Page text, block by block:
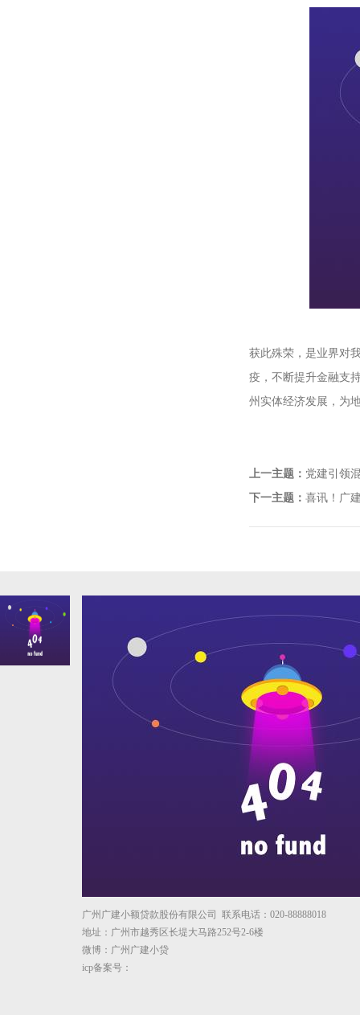
获此殊荣，是业界对
疫，不断提升金融支
州实体经济发展，为
上一主题： 党建引领
下一主题： 喜讯！广
广州广建小额贷款股份有限公司 联系电话：020-88888018
地址：广州市越秀区长堤大马路252号2-6楼
微博：广州广建小贷
icp备案号：